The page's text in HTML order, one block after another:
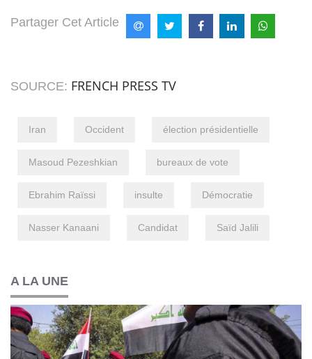
Partager Cet Article
SOURCE: FRENCH PRESS TV
Iran Occident élection présidentielle
Masoud Pezeshkian bureaux de vote
Ebrahim Raïssi insulte Démocratie
Nasser Kanaani Candidat Saïd Jalili
A LA UNE